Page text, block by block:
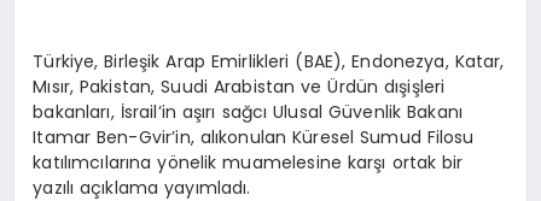
Türkiye, Birleşik Arap Emirlikleri (BAE), Endonezya, Katar,
Mısır, Pakistan, Suudi Arabistan ve Ürdün dışişleri
bakanları, İsrail’in aşırı sağcı Ulusal Güvenlik Bakanı
Itamar Ben-Gvir’in, alıkonulan Küresel Sumud Filosu
katılımcılarına yönelik muamelesine karşı ortak bir
yazılı açıklama yayımladı.